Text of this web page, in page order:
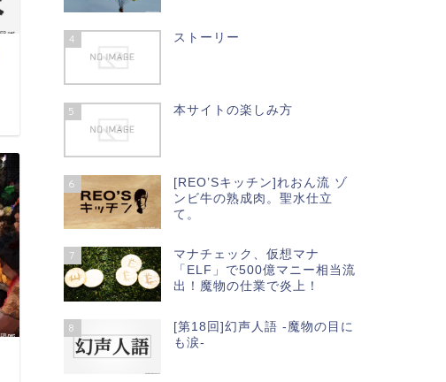
4 ストーリー
5 本サイトの楽しみ方
6
[REO’Sキッチン]れおん流 ゾ
ンビ牛の熟成肉。聖水仕立
て。
7
マナチェック、仮想マナ
「ELF」で500億マニー相当流
出！魔物の仕業で炎上！
8
[第18回]幻声人語 -魔物の目に
も涙-